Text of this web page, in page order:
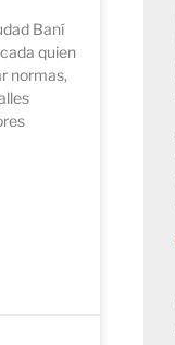
Baní
quien
normas,